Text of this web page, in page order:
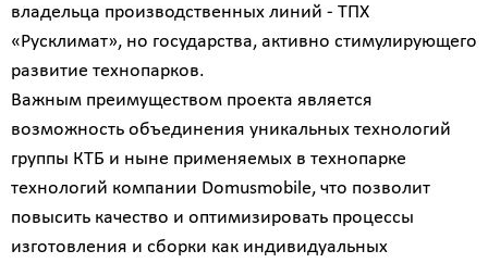
владельца производственных линий - ТПХ
«Русклимат», но государства, активно стимулирующего
развитие технопарков.
Важным преимуществом проекта является
возможность объединения уникальных технологий
группы КТБ и ныне применяемых в технопарке
технологий компании Domusmobile, что позволит
повысить качество и оптимизировать процессы
изготовления и сборки как индивидуальных